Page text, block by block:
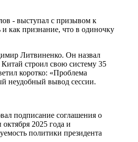
- выступал с призывом к
как признание, что в одиночку
Литвиненко. Он назвал
строил свою систему 35
коротко: «Проблема
неудобный вывод сессии.
подписание соглашения о
2025 года и
политики президента